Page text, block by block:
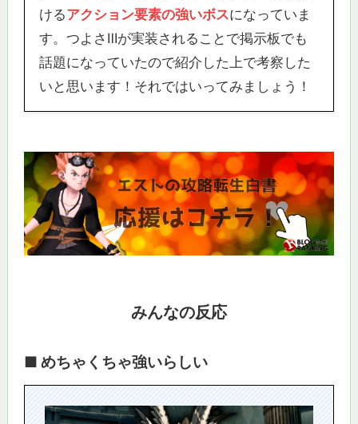
けるアクション要素の強いボスになっていま
す。つよさⅢが実装されることで掲示板でも
話題になっていたので紹介した上で考察した
いと思います！それではいってみましょう！
みんなの反応
■ めちゃくちゃ強いらしい